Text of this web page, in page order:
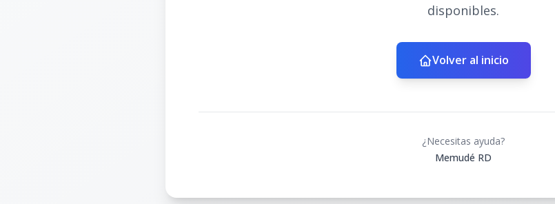
disponibles.
Volver al inicio
¿Necesitas ayuda?
Memudé RD